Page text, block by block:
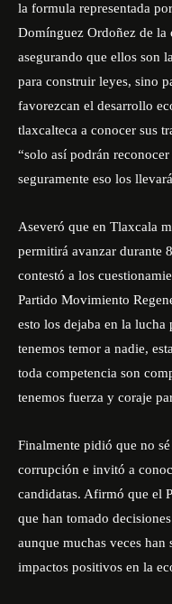
la formula representada
Domínguez Ordoñez de
asegurando que ellos son
para construir leyes, sino
favorezcan el desarrollo
tlaxcalteca a conocer sus
“solo así podrán
seguramente eso los
Aseveró que en Tlaxcala
permitirá avanzar durante
contestó a los
Partido Movimiento
esto los dejaba en la lucha
tenemos temor a nadie,
toda competencia son
tenemos fuerza y coraje
Finalmente pidió que no
corrupción e invitó a
candidatas. Afirmó que el
que han tomado
aunque muchas veces han
impactos positivos en la